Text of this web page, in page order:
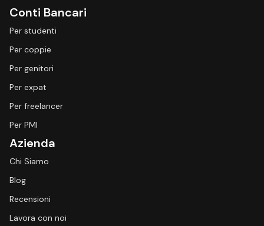
Conti Bancari
Per studenti
Per coppie
Per genitori
Per expat
Per freelancer
Per PMI
Azienda
Chi Siamo
Blog
Recensioni
Lavora con noi